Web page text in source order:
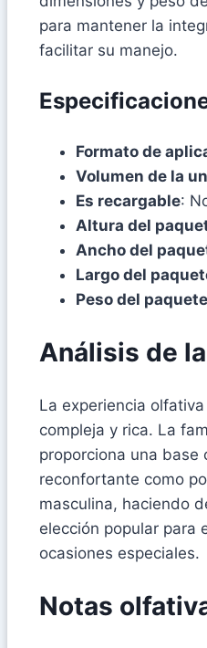
para mantener la
facilitar su manejo.
Formato de
Volumen de la
Es recargable:
Altura del
Ancho del
Largo del
Peso del paquete
Análisis de
La experiencia
compleja y rica. La
proporciona una base
reconfortante como
masculina, haciendo
elección popular para
ocasiones especiales.
Notas